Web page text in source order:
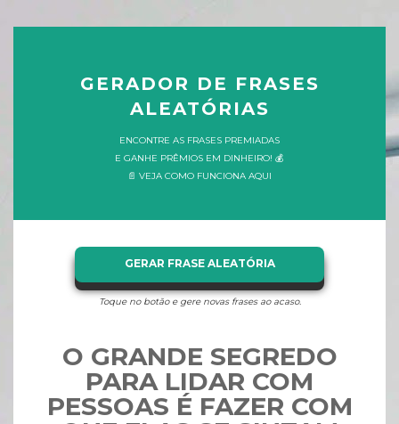
GERADOR DE FRASES
ALEATÓRIAS
ENCONTRE AS FRASES PREMIADAS
E GANHE PRÊMIOS EM DINHEIRO! 💰
📄 VEJA COMO FUNCIONA AQUI
GERAR FRASE ALEATÓRIA
Toque no botão e gere novas frases ao acaso.
O GRANDE SEGREDO
PARA LIDAR COM
PESSOAS É FAZER COM